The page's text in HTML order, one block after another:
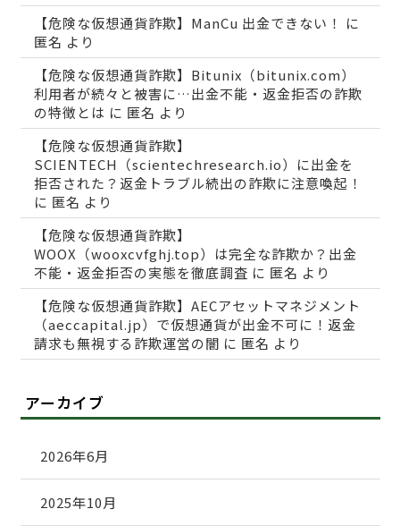
【危険な仮想通貨詐欺】ManCu 出金できない！
に
匿名 より
【危険な仮想通貨詐欺】Bitunix（bitunix.com）
利用者が続々と被害に…出金不能・返金拒否の詐欺
の特徴とは に 匿名 より
【危険な仮想通貨詐欺】
SCIENTECH（scientechresearch.io）に出金を
拒否された？返金トラブル続出の詐欺に注意喚起！
に 匿名 より
【危険な仮想通貨詐欺】
WOOX（wooxcvfghj.top）は完全な詐欺か？出金
不能・返金拒否の実態を徹底調査 に 匿名 より
【危険な仮想通貨詐欺】AECアセットマネジメント
（aeccapital.jp）で仮想通貨が出金不可に！返金
請求も無視する詐欺運営の闇 に 匿名 より
アーカイブ
2026年6月
2025年10月